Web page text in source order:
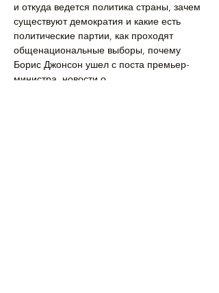
и откуда ведется политика страны, зачем
существуют демократия и какие есть
политические партии, как проходят
общенациональные выборы, почему
Борис Джонсон ушел с поста премьер-
министра, новости о…